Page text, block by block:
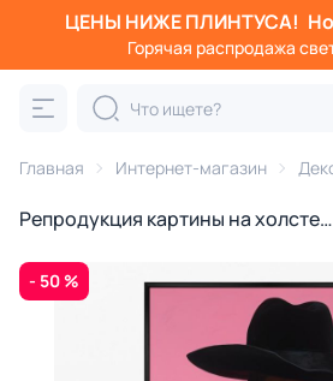
ЦЕНЫ НИЖЕ ПЛИНТУСА!
Горячая распродажа
Главная Интернет-магазин
Репродукция картины на холсте
- 50 %